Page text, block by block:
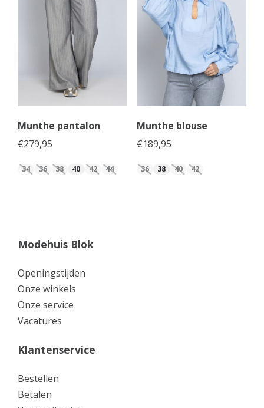
Munthe pantalon
€279,95
34 36 38 40 42 44
Munthe blouse
€189,95
36 38 40 42
Modehuis Blok
Openingstijden
Onze winkels
Onze service
Vacatures
Klantenservice
Bestellen
Betalen